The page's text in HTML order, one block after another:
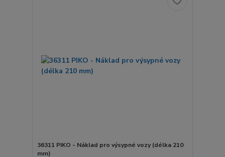
36311 PIKO - Náklad pro výsypné vozy (délka 210
mm)